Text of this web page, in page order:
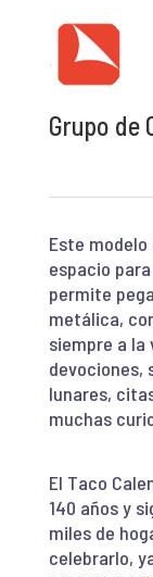
Grupo de
Este
espacio
permite
metálica,
siempre a
devociones,
lunares,
muchas
El Taco
140 años y
miles de
celebrarlo,